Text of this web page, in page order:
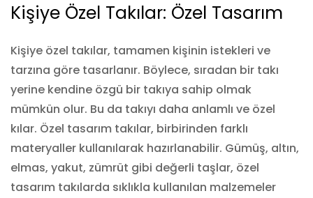
Kişiye Özel Takılar: Özel Tasarım
Kişiye özel takılar, tamamen kişinin istekleri ve
tarzına göre tasarlanır. Böylece, sıradan bir takı
yerine kendine özgü bir takıya sahip olmak
mümkün olur. Bu da takıyı daha anlamlı ve özel
kılar. Özel tasarım takılar, birbirinden farklı
materyaller kullanılarak hazırlanabilir. Gümüş, altın,
elmas, yakut, zümrüt gibi değerli taşlar, özel
tasarım takılarda sıklıkla kullanılan malzemeler